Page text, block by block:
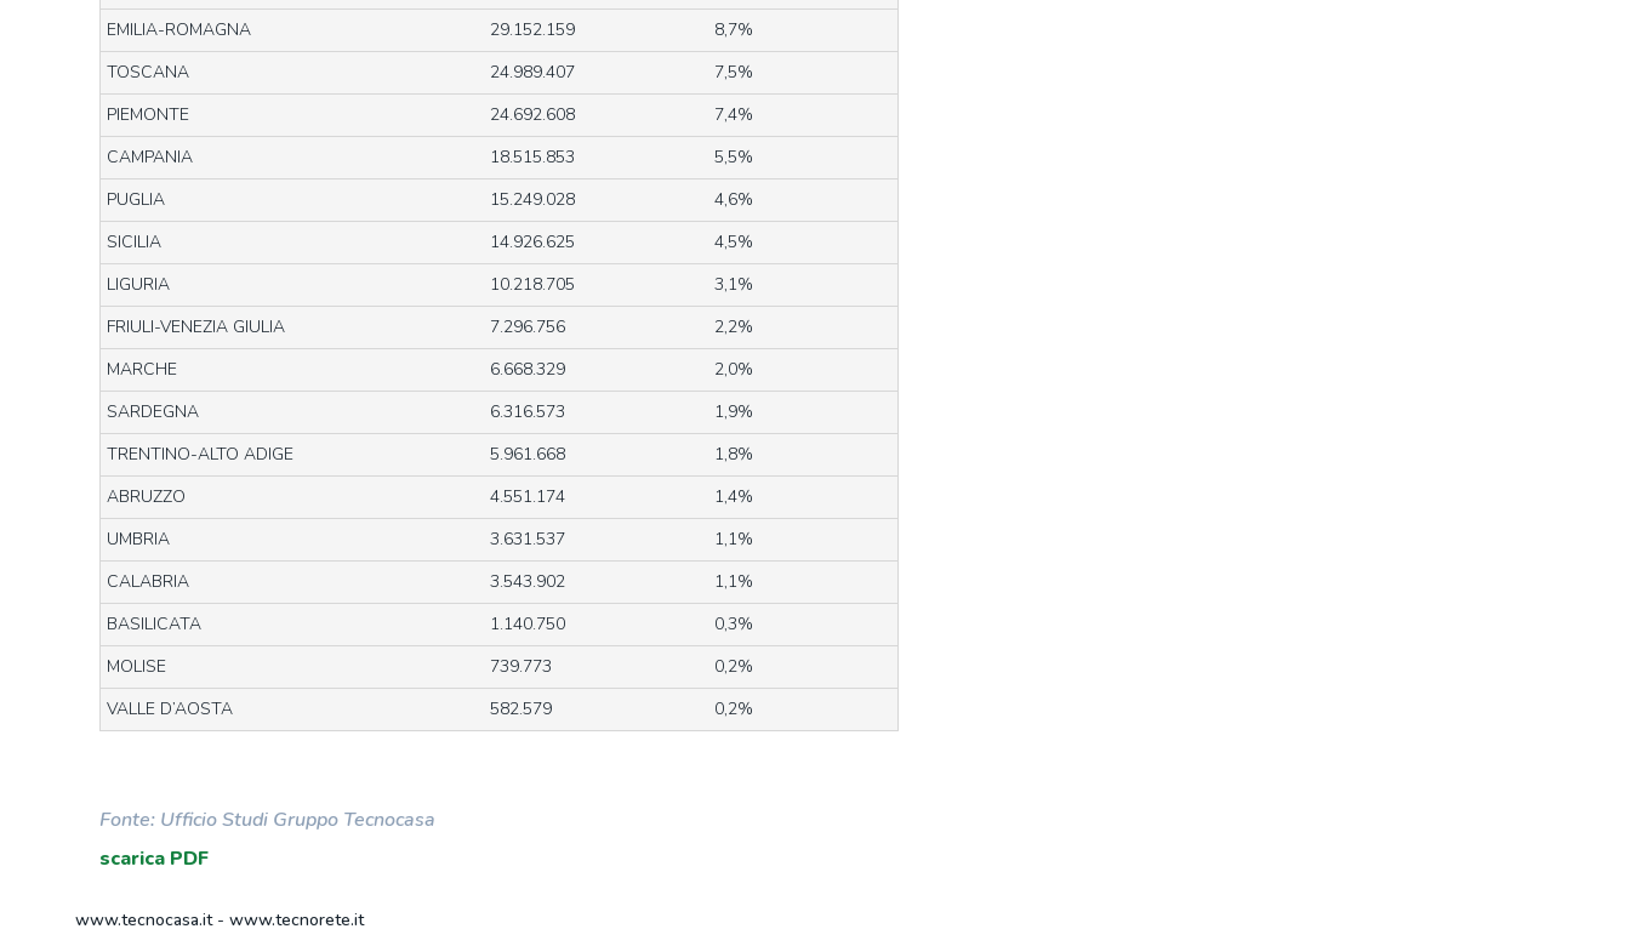
EMILIA-ROMAGNA
29.152.159
8,7%
TOSCANA
24.989.407
7,5%
PIEMONTE
24.692.608
7,4%
CAMPANIA
18.515.853
5,5%
PUGLIA
15.249.028
4,6%
SICILIA
14.926.625
4,5%
LIGURIA
10.218.705
3,1%
FRIULI-VENEZIA GIULIA
7.296.756
2,2%
MARCHE
6.668.329
2,0%
SARDEGNA
6.316.573
1,9%
TRENTINO-ALTO ADIGE
5.961.668
1,8%
ABRUZZO
4.551.174
1,4%
UMBRIA
3.631.537
1,1%
CALABRIA
3.543.902
1,1%
BASILICATA
1.140.750
0,3%
MOLISE
739.773
0,2%
VALLE D’AOSTA
582.579 0,2%
Fonte: Ufficio Studi Gruppo Tecnocasa
scarica PDF
www.tecnocasa.it- www.tecnorete.it